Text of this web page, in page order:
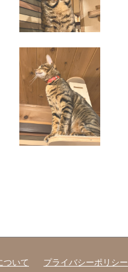
ついて プライバシーポリシー